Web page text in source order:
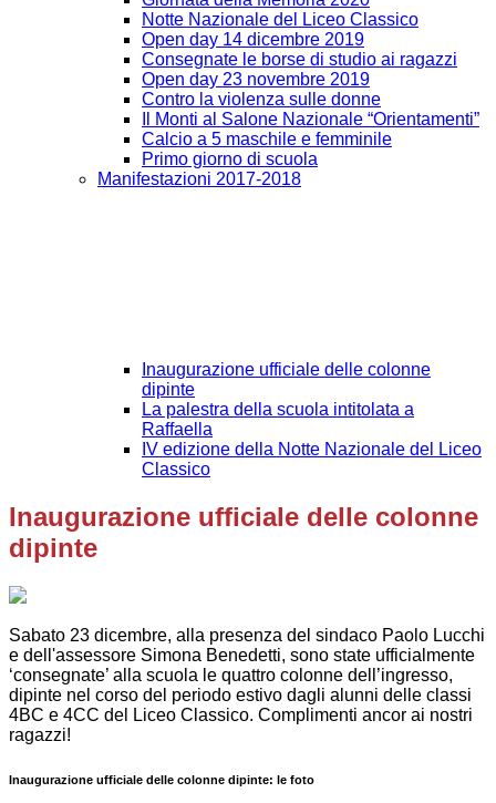
Notte Nazionale del Liceo Classico
Open day 14 dicembre 2019
Consegnate le borse di studio ai ragazzi
Open day 23 novembre 2019
Contro la violenza sulle donne
Il Monti al Salone Nazionale “Orientamenti”
Calcio a 5 maschile e femminile
Primo giorno di scuola
Manifestazioni 2017-2018
Inaugurazione ufficiale delle colonne
dipinte
La palestra della scuola intitolata a
Raffaella
IV edizione della Notte Nazionale del Liceo
Classico
Inaugurazione ufficiale delle colonne
dipinte
Sabato 23 dicembre, alla presenza del sindaco Paolo Lucchi
e dell'assessore Simona Benedetti, sono state ufficialmente
‘consegnate’ alla scuola le quattro colonne dell’ingresso,
dipinte nel corso del periodo estivo dagli alunni delle classi
4BC e 4CC del Liceo Classico. Complimenti ancor ai nostri
ragazzi!
Inaugurazione ufficiale delle colonne dipinte: le foto